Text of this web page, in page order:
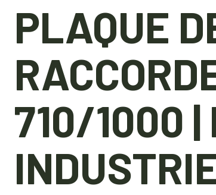
PLAQUE
710/1000 |